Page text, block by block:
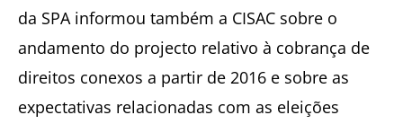
da SPA informou também a CISAC sobre o
andamento do projecto relativo à cobrança de
direitos conexos a partir de 2016 e sobre as
expectativas relacionadas com as eleições